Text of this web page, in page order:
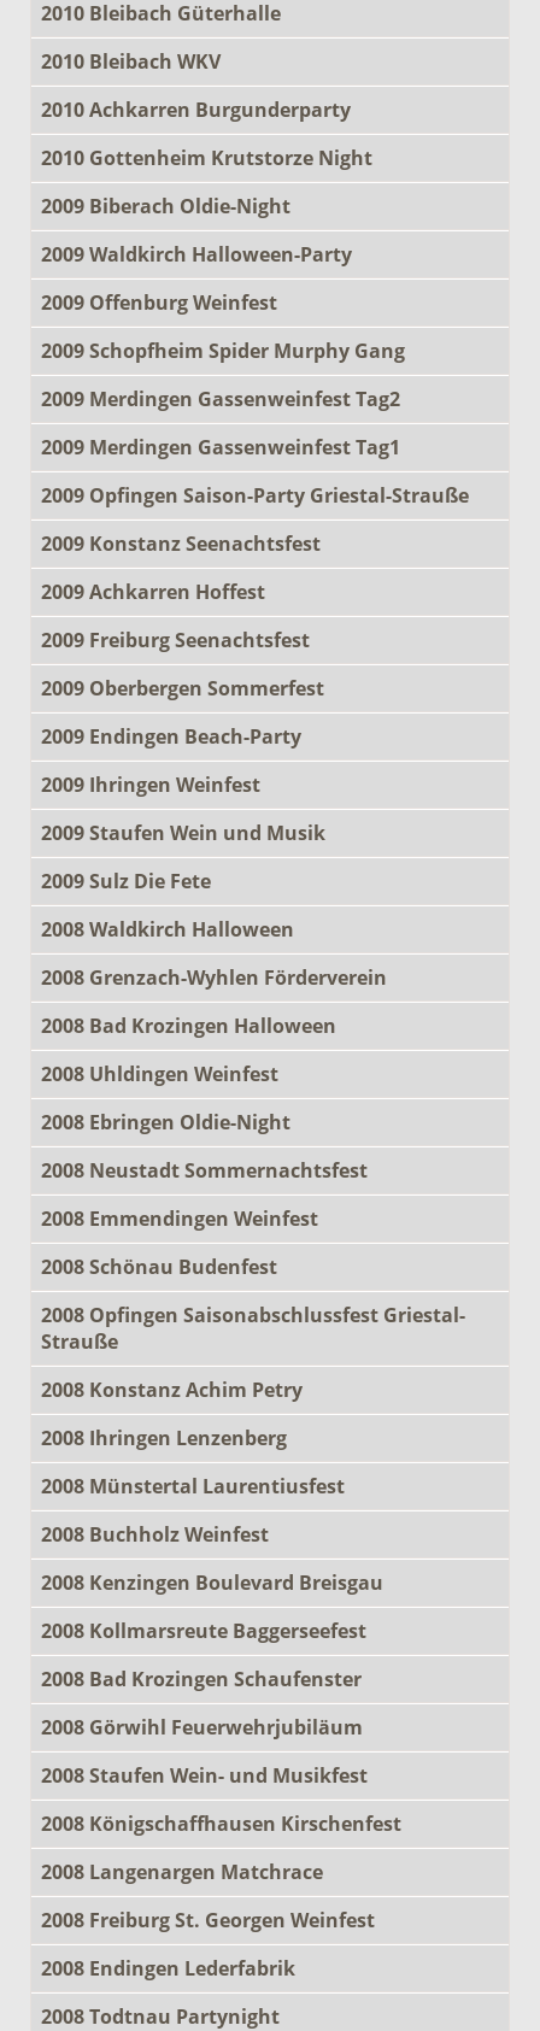
2010 Bleibach Güterhalle
2010 Bleibach WKV
2010 Achkarren Burgunderparty
2010 Gottenheim Krutstorze Night
2009 Biberach Oldie-Night
2009 Waldkirch Halloween-Party
2009 Offenburg Weinfest
2009 Schopfheim Spider Murphy Gang
2009 Merdingen Gassenweinfest Tag2
2009 Merdingen Gassenweinfest Tag1
2009 Opfingen Saison-Party Griestal-Strauße
2009 Konstanz Seenachtsfest
2009 Achkarren Hoffest
2009 Freiburg Seenachtsfest
2009 Oberbergen Sommerfest
2009 Endingen Beach-Party
2009 Ihringen Weinfest
2009 Staufen Wein und Musik
2009 Sulz Die Fete
2008 Waldkirch Halloween
2008 Grenzach-Wyhlen Förderverein
2008 Bad Krozingen Halloween
2008 Uhldingen Weinfest
2008 Ebringen Oldie-Night
2008 Neustadt Sommernachtsfest
2008 Emmendingen Weinfest
2008 Schönau Budenfest
2008 Opfingen Saisonabschlussfest Griestal-
Strauße
2008 Konstanz Achim Petry
2008 Ihringen Lenzenberg
2008 Münstertal Laurentiusfest
2008 Buchholz Weinfest
2008 Kenzingen Boulevard Breisgau
2008 Kollmarsreute Baggerseefest
2008 Bad Krozingen Schaufenster
2008 Görwihl Feuerwehrjubiläum
2008 Staufen Wein- und Musikfest
2008 Königschaffhausen Kirschenfest
2008 Langenargen Matchrace
2008 Freiburg St. Georgen Weinfest
2008 Endingen Lederfabrik
2008 Todtnau Partynight